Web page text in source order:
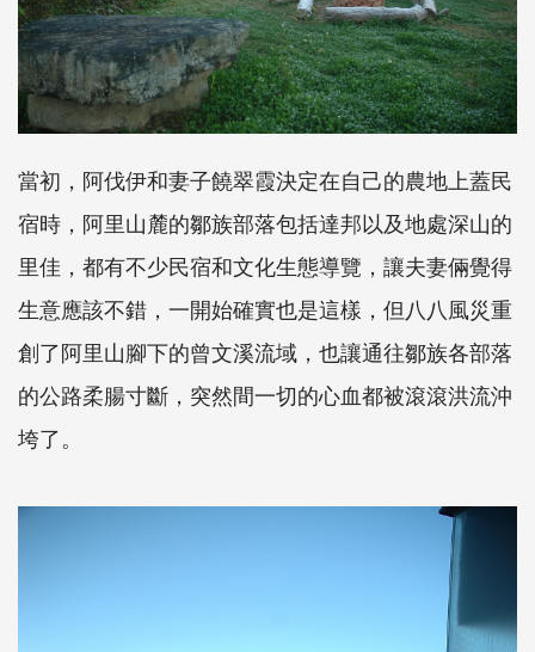
當初，阿伐伊和妻子饒翠霞決定在自己的農地上蓋民
宿時，阿里山麓的鄒族部落包括達邦以及地處深山的
里佳，都有不少民宿和文化生態導覽，讓夫妻倆覺得
生意應該不錯，一開始確實也是這樣，但八八風災重
創了阿里山腳下的曾文溪流域，也讓通往鄒族各部落
的公路柔腸寸斷，突然間一切的心血都被滾滾洪流沖
垮了。